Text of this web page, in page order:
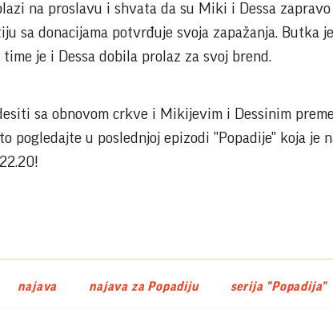
na proslavu i shvata da su Miki i Dessa
sa donacijama potvrđuje svoja zapažanja. Butka
je i Dessa dobila prolaz za svoj brend.
sa obnovom crkve i Mikijevim i Dessinim
pogledajte u poslednjoj epizodi "Popadije" koja je
najava najava za Popadiju serija "Popadija"